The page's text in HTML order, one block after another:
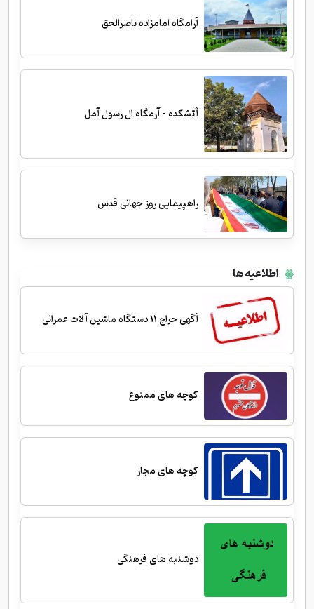
آرامگاه امامزاده ناصرالحق
آتشکده - آرمگاه ال رسول آمل
راهپیمایی روز جهانی قدس
اطلاعیه ها
آگهی حراج 11 دستگاه ماشین آلات عمرانی
کوچه های ممنوع
کوچه های مجاز
دوشنبه های فرهنگی